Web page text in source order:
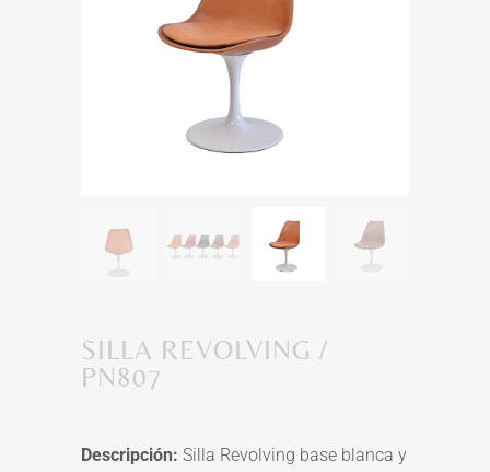
SILLA REVOLVING /
PN807
Descripción: Silla Revolving base blanca y